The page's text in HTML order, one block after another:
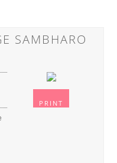
SAMBHARO
PRINT